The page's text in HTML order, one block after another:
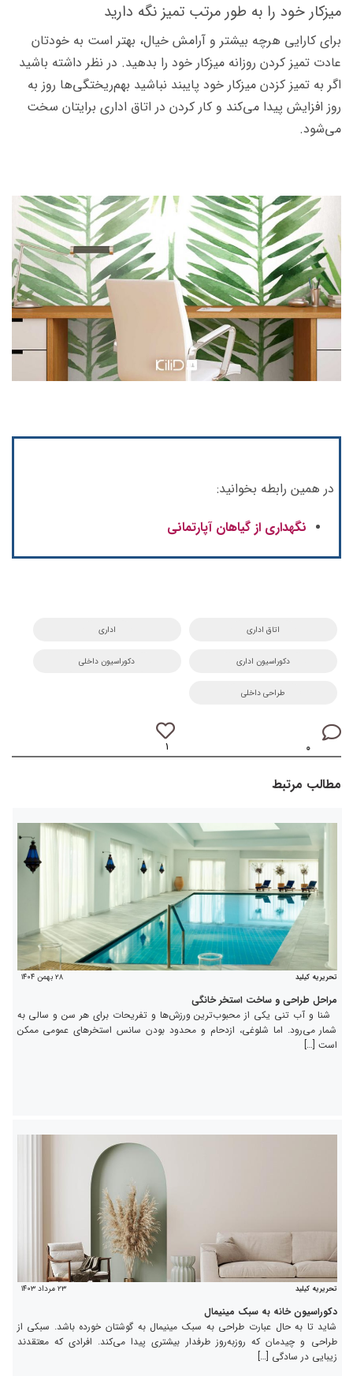
میزکار خود را به طور مرتب تمیز نگه دارید
برای کارایی هرچه بیشتر و آرامش خیال، بهتر است به خودتان
عادت تمیز کردن روزانه میزکار خود را بدهید. در نظر داشته باشید
اگر به تمیز کزدن میزکار خود پایبند نباشید بهم‌ریختگی‌ها روز به
روز افزایش پیدا می‌کند و کار کردن در اتاق اداری برایتان سخت
می‌شود.
در همین رابطه بخوانید:
نگهداری از گیاهان آپارتمانی
اتاق اداری اداری
دکوراسیون اداری دکوراسیون داخلی
طراحی داخلی
۰ ۱
مطالب مرتبط
تحریریه کیلید ۲۸ بهمن ۱۴۰۴
مراحل طراحی و ساخت استخر خانگی
شنا و آب تنی یکی از محبوب‌ترین ورزش‌ها و تفریحات برای هر سن و سالی به
شمار می‌رود. اما شلوغی، ازدحام و محدود بودن سانس‌ استخرهای عمومی ممکن
است […]
تحریریه کیلید ۲۳ مرداد ۱۴۰۳
دکوراسیون خانه به سبک مینیمال
شاید تا به حال عبارت طراحی به سبک مینیمال به گوشتان خورده باشد. سبکی از
طراحی و چیدمان که روز‌به‌روز طرفدار بیشتری پیدا می‌کند. افرادی که معتقدند
زیبایی در سادگی […]